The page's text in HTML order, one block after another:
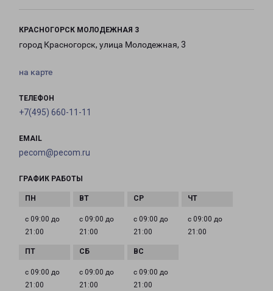
КРАСНОГОРСК МОЛОДЕЖНАЯ 3
город Красногорск, улица Молодежная, 3
на карте
ТЕЛЕФОН
+7(495) 660-11-11
EMAIL
pecom@pecom.ru
ГРАФИК РАБОТЫ
с 09:00 до
21:00
с 09:00 до
21:00
с 09:00 до
21:00
с 09:00 до
21:00
с 09:00 до
21:00
с 09:00 до
21:00
с 09:00 до
21:00